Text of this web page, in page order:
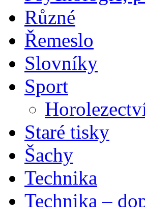
Různé
Řemeslo
Slovníky
Sport
Staré tisky
Šachy
Technika
Technika –